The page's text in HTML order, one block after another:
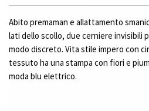
Abito premaman e allattamento
lati dello scollo, due cerniere invisibili
modo discreto. Vita stile impero con
tessuto ha una stampa con fiori e
moda blu elettrico.